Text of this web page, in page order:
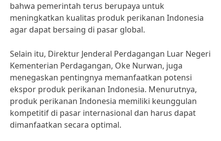
bahwa pemerintah terus berupaya untuk
meningkatkan kualitas produk perikanan Indonesia
agar dapat bersaing di pasar global.
Selain itu, Direktur Jenderal Perdagangan Luar Negeri
Kementerian Perdagangan, Oke Nurwan, juga
menegaskan pentingnya memanfaatkan potensi
ekspor produk perikanan Indonesia. Menurutnya,
produk perikanan Indonesia memiliki keunggulan
kompetitif di pasar internasional dan harus dapat
dimanfaatkan secara optimal.